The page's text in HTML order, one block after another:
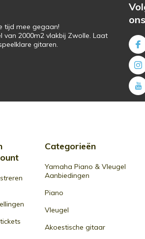
tijd mee gegaan!
2000m2 vlakbij Zwolle. Laat
gitaren.
Categorieën
Yamaha Piano & Vleugel
Aanbiedingen
Piano
Vleugel
Akoestische gitaar